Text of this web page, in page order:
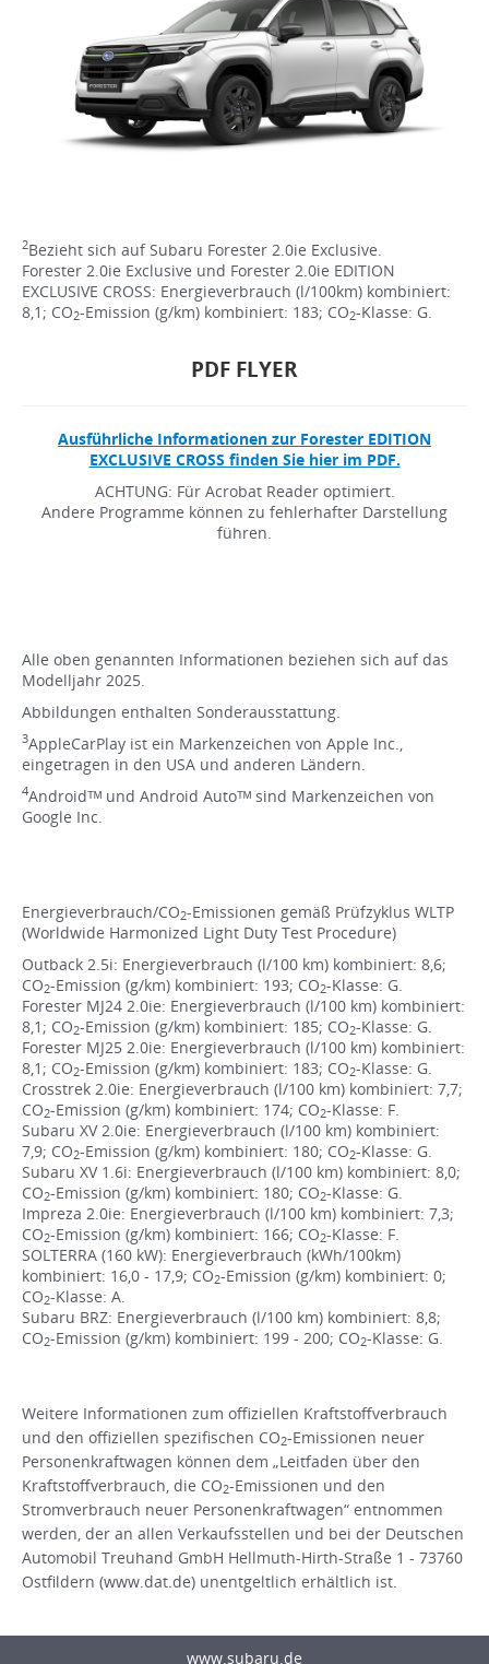
2Bezieht sich auf Subaru Forester 2.0ie Exclusive.
Forester 2.0ie Exclusive und Forester 2.0ie EDITION
EXCLUSIVE CROSS: Energieverbrauch (l/100km) kombiniert:
8,1; CO2-Emission (g/km) kombiniert: 183; CO2-Klasse: G.
PDF FLYER
Ausführliche Informationen zur Forester EDITION
EXCLUSIVE CROSS finden Sie hier im PDF.
ACHTUNG: Für Acrobat Reader optimiert.
Andere Programme können zu fehlerhafter Darstellung
führen.
Alle oben genannten Informationen beziehen sich auf das
Modelljahr 2025.
Abbildungen enthalten Sonderausstattung.
3AppleCarPlay ist ein Markenzeichen von Apple Inc.,
eingetragen in den USA und anderen Ländern.
4Androidᵀᴹ und Android Autoᵀᴹ sind Markenzeichen von
Google Inc.
Energieverbrauch/CO2-Emissionen gemäß Prüfzyklus WLTP
(Worldwide Harmonized Light Duty Test Procedure)
Outback 2.5i: Energieverbrauch (l/100 km) kombiniert: 8,6;
CO2-Emission (g/km) kombiniert: 193; CO2-Klasse: G.
Forester MJ24 2.0ie: Energieverbrauch (l/100 km) kombiniert:
8,1; CO2-Emission (g/km) kombiniert: 185; CO2-Klasse: G.
Forester MJ25 2.0ie: Energieverbrauch (l/100 km) kombiniert:
8,1; CO2-Emission (g/km) kombiniert: 183; CO2-Klasse: G.
Crosstrek 2.0ie: Energieverbrauch (l/100 km) kombiniert: 7,7;
CO2-Emission (g/km) kombiniert: 174; CO2-Klasse: F.
Subaru XV 2.0ie: Energieverbrauch (l/100 km) kombiniert:
7,9; CO2-Emission (g/km) kombiniert: 180; CO2-Klasse: G.
Subaru XV 1.6i: Energieverbrauch (l/100 km) kombiniert: 8,0;
CO2-Emission (g/km) kombiniert: 180; CO2-Klasse: G.
Impreza 2.0ie: Energieverbrauch (l/100 km) kombiniert: 7,3;
CO2-Emission (g/km) kombiniert: 166; CO2-Klasse: F.
SOLTERRA (160 kW): Energieverbrauch (kWh/100km)
kombiniert: 16,0 - 17,9; CO2-Emission (g/km) kombiniert: 0;
CO2-Klasse: A.
Subaru BRZ: Energieverbrauch (l/100 km) kombiniert: 8,8;
CO2-Emission (g/km) kombiniert: 199 - 200; CO2-Klasse: G.
Weitere Informationen zum offiziellen Kraftstoffverbrauch
und den offiziellen spezifischen CO2-Emissionen neuer
Personenkraftwagen können dem „Leitfaden über den
Kraftstoffverbrauch, die CO2-Emissionen und den
Stromverbrauch neuer Personenkraftwagen“ entnommen
werden, der an allen Verkaufsstellen und bei der Deutschen
Automobil Treuhand GmbH Hellmuth-Hirth-Straße 1 - 73760
Ostfildern (www.dat.de) unentgeltlich erhältlich ist.
www.subaru.de